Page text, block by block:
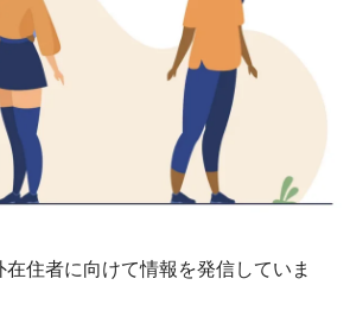
住者に向けて情報を発信していま